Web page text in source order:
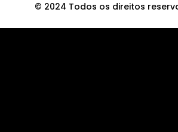
© 2024 Todos os direitos